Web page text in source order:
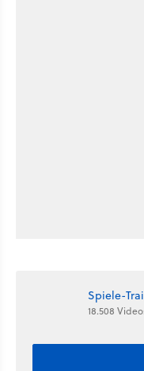
Spiele-
18.508